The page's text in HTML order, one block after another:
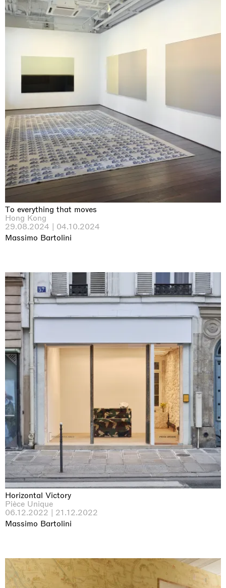
To everything that moves
Hong Kong
29.08.2024 | 04.10.2024
Massimo Bartolini
Horizontal Victory
Pièce Unique
06.12.2022 | 21.12.2022
Massimo Bartolini